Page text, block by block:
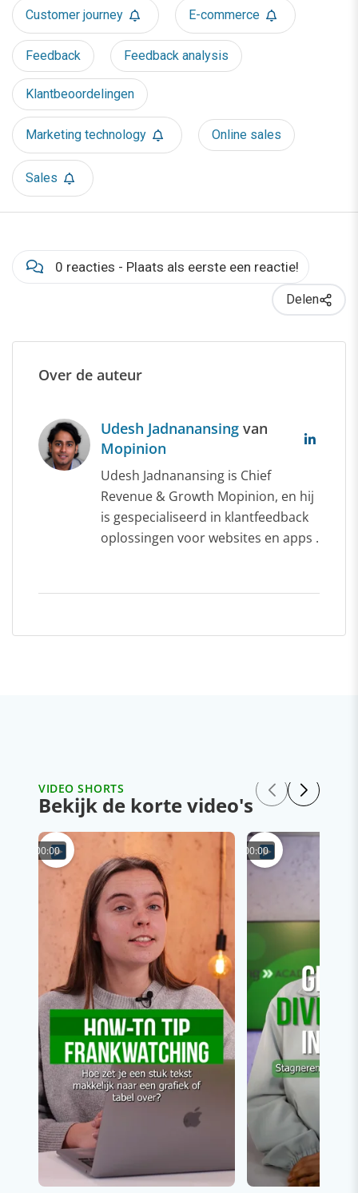
Customer journey E-commerce
Feedback Feedback analysis
Klantbeoordelingen
Marketing technology Online sales
Sales
0 reacties - Plaats als eerste een reactie!
Delen
Over de auteur
Udesh Jadnanansing van
Mopinion
Udesh Jadnanansing is Chief
Revenue & Growth Mopinion, en hij
is gespecialiseerd in klantfeedback
oplossingen voor websites en apps .
VIDEO SHORTS
Bekijk de korte video's
00:00 00:00